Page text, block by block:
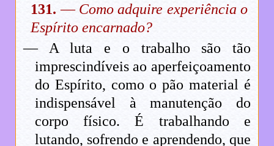
131. — Como adquire experiência o
Espírito encarnado?
— A luta e o trabalho são tão
imprescindíveis ao aperfeiçoamento
do Espírito, como o pão material é
indispensável à manutenção do
corpo físico. É trabalhando e
lutando, sofrendo e aprendendo, que